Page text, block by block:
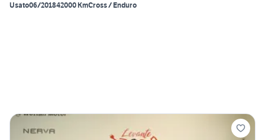
Usato06/201842000 KmCross / Enduro